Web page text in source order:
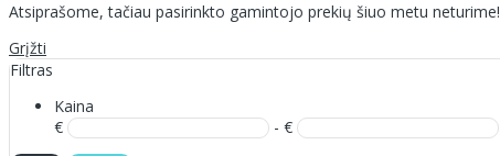
Atsiprašome, tačiau pasirinkto gamintojo prekių šiuo metu neturime!
Grįžti
Filtras
Kaina
€
- €